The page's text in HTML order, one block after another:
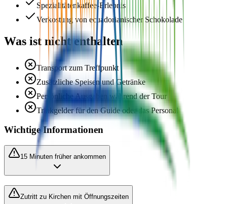
Spezialitätenkaffee-Erlebnis
Verkostung von ecuadorianischer Schokolade
Was ist nicht enthalten
Transport zum Treffpunkt
Zusätzliche Speisen und Getränke
Persönliche Ausgaben während der Tour
Trinkgelder für den Guide oder das Personal
Wichtige Informationen
15 Minuten früher ankommen
Zutritt zu Kirchen mit Öffnungszeiten